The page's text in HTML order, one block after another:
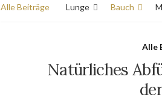
Alle Beiträge Lunge Bauch
Alle
Natürliches